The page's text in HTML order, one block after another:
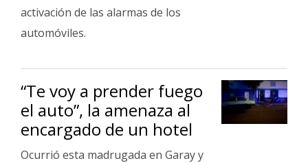
activación de las alarmas de los
automóviles.
“Te voy a prender fuego
el auto”, la amenaza al
encargado de un hotel
Ocurrió esta madrugada en Garay y